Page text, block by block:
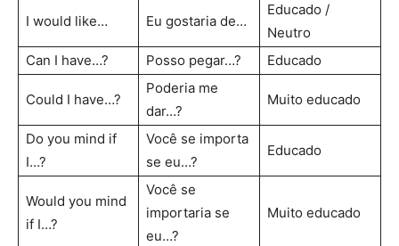
I would like… Eu gostaria de…
Educado /
Neutro
Can I have…?
Posso pegar…? Educado
Could I have…?
Poderia me
dar…?
Muito educado
Do you mind if
I…?
Você se importa
se eu…?
Educado
Would you mind
if I…?
Você se
importaria se
eu…?
Muito educado